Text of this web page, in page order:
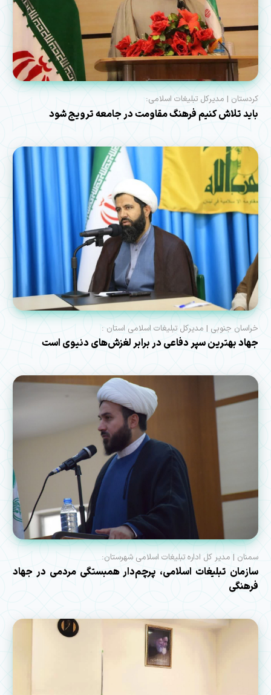
کردستان | مدیرکل تبلیغات اسلامی:
باید تلاش کنیم فرهنگ مقاومت در جامعه ترویج شود
خراسان جنوبی | مدیرکل تبلیغات اسلامی استان :
جهاد بهترین سپر دفاعی در برابر لغزش‌های دنیوی است
سمنان | مدیر کل اداره تبلیغات اسلامی شهرستان:
سازمان تبلیغات اسلامی، پرچم‌دار همبستگی مردمی در جهاد
فرهنگی